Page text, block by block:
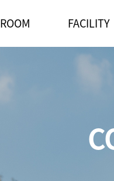
ROOM FACILITY